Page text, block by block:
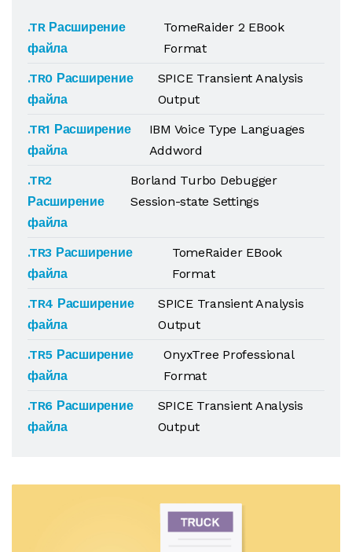
.TR Расширение
файла
TomeRaider 2 EBook
Format
.TR0 Расширение
файла
SPICE Transient Analysis
Output
.TR1 Расширение
файла
IBM Voice Type Languages
Addword
.TR2
Расширение
файла
Borland Turbo Debugger
Session-state Settings
.TR3 Расширение
файла
TomeRaider EBook
Format
.TR4 Расширение
файла
SPICE Transient Analysis
Output
.TR5 Расширение
файла
OnyxTree Professional
Format
.TR6 Расширение
файла
SPICE Transient Analysis
Output